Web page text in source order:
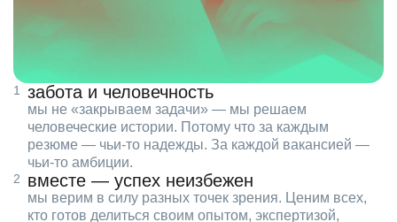
забота и человечность
мы не «закрываем задачи» — мы решаем
человеческие истории. Потому что за каждым
резюме — чьи‑то надежды. За каждой вакансией —
чьи‑то амбиции.
вместе — успех неизбежен
мы верим в силу разных точек зрения. Ценим всех,
кто готов делиться своим опытом, экспертизой,